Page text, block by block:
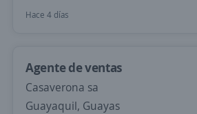
Hace 4 días
Agente de ventas
Casaverona sa
Guayaquil, Guayas